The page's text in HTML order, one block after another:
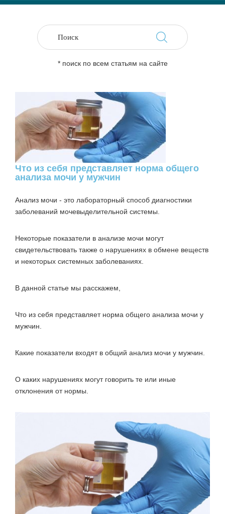
* поиск по всем статьям на сайте
Что из себя представляет норма общего
анализа мочи у мужчин
Анализ мочи - это лабораторный способ диагностики
заболеваний мочевыделительной системы.
Некоторые показатели в анализе мочи могут
свидетельствовать также о нарушениях в обмене веществ
и некоторых системных заболеваниях.
В данной статье мы расскажем,
Что из себя представляет норма общего анализа мочи у
мужчин.
Какие показатели входят в общий анализ мочи у мужчин.
О каких нарушениях могут говорить те или иные
отклонения от нормы.